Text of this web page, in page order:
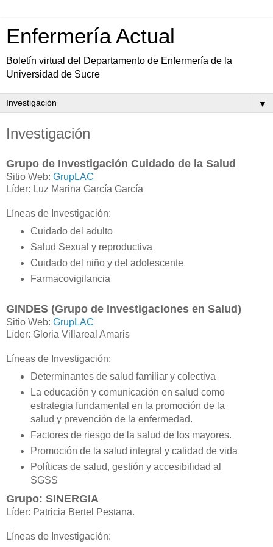
Enfermería Actual
Boletín virtual del Departamento de Enfermería de la
Universidad de Sucre
▼
Investigación
Grupo de Investigación Cuidado de la Salud
Sitio Web: GrupLAC
Líder: Luz Marina García García
Líneas de Investigación:
Cuidado del adulto
Salud Sexual y reproductiva
Cuidado del niño y del adolescente
Farmacovigilancia
GINDES (Grupo de Investigaciones en Salud)
Sitio Web: GrupLAC
Líder: Gloria Villareal Amaris
Líneas de Investigación:
Determinantes de salud familiar y colectiva
La educación y comunicación en salud como
estrategia fundamental en la promoción de la
salud y prevención de la enfermedad.
Factores de riesgo de la salud de los mayores.
Promoción de la salud integral y calidad de vida
Políticas de salud, gestión y accesibilidad al
SGSS
Grupo: SINERGIA
Líder: Patricia Bertel Pestana.
Líneas de Investigación: